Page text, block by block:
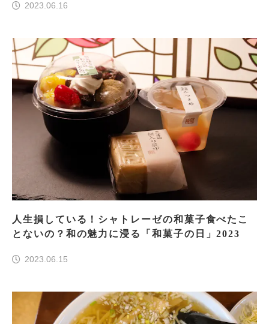
2023.06.16
人生損している！シャトレーゼの和菓子食べたこ
とないの？和の魅力に浸る「和菓子の日」2023
2023.06.15